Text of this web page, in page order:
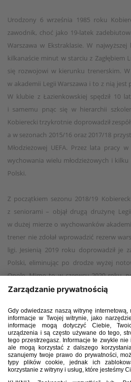
Urodzony 6 września 1985 roku
zawodnik, choć jako 19-latek
Warszawa w Ekstraklasie. W najwyższej
kilkanaście minut w starciu z Zagłębiem
się rozwojowi w kierunku trenerskim.
w akademii Legii Warszawa i to z nią jest
W klubie z Łazienkowskiej spędził 10
i samemu pnąc się w hierarchii
Kobierecki trzykrotnie doprowadził
a w sezonach 2015/16 oraz 2017/18
Młodzieżowej UEFA. Przez lata pracy
wychowania wielu młodzieżowych i
Polski.
Z początkiem sezonu 2018/19
z seniorami – objął drugą drużynę
w dużej mierze o wychowanków
trener nie zdołał wprowadzić rezerw
ligi. Jesienią 2019 roku doprowadził je
Polski, eliminując po drodze wyżej
Opole. Mimo to w czerwcu 2020 roku,
pożegnał się z Legią.
Po półrocznej przerwie Kobierecki
Pruszków, z którym dokończył sezon
pracował jako ekspert telewizyjny, a w
w KTS Weszło Warszawa, z którym
roku.